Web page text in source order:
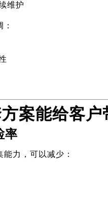
维护
案能给客
率
力，可以减少：